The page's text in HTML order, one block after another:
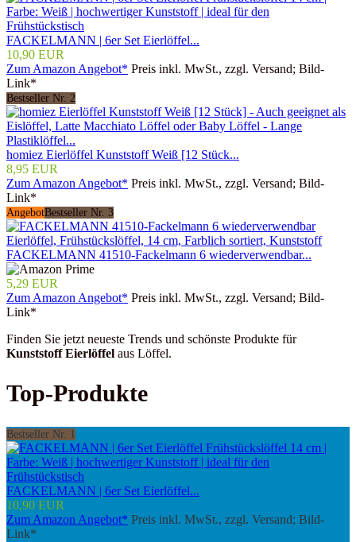
FACKELMANN | 6er Set Eierlöffel...
10,90 EUR
Zum Amazon Angebot* Preis inkl. MwSt., zzgl. Versand; Bild-
Link*
Bestseller Nr. 2
homiez Eierlöffel Kunststoff Weiß [12 Stück...
8,95 EUR
Zum Amazon Angebot* Preis inkl. MwSt., zzgl. Versand; Bild-
Link*
AngebotBestseller Nr. 3
FACKELMANN 41510-Fackelmann 6 wiederverwendbar...
5,29 EUR
Zum Amazon Angebot* Preis inkl. MwSt., zzgl. Versand; Bild-
Link*
Finden Sie jetzt neueste Trends und schönste Produkte für
Kunststoff Eierlöffel aus Löffel.
Top-Produkte
Bestseller Nr. 1
FACKELMANN | 6er Set Eierlöffel...
10,90 EUR
Zum Amazon Angebot* Preis inkl. MwSt., zzgl. Versand; Bild-
Link*